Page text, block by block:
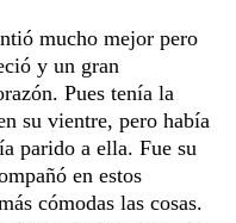
mucho mejor pero
y un gran
Pues tenía la
su vientre, pero había
parido a ella. Fue su
en estos
cómodas las cosas.